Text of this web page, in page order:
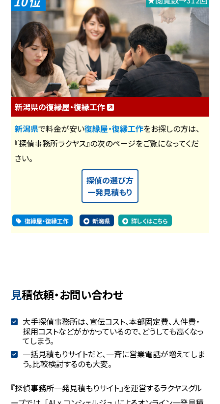
新潟県の復縁屋・復縁工作
新潟県で料金が安い復縁屋・復縁工作をお探しの方は、
『探偵事務所ラクヤス』の次のページをご覧になってくだ
さい。
探偵の選び方
一発見積もり
復縁屋・復縁工作 新潟県 詳しくはこちら
見積依頼・お問い合わせ
大手探偵事務所は、宣伝コスト、本部固定費、人件費・
採用コストなどがかかっているので、どうしても高くなっ
てしまう。
一括見積もりサイトだと、一斉に営業電話が増えてしま
う。比較検討するのも大変。
『探偵事務所一発見積もりサイト』を運営するラクヤスグル